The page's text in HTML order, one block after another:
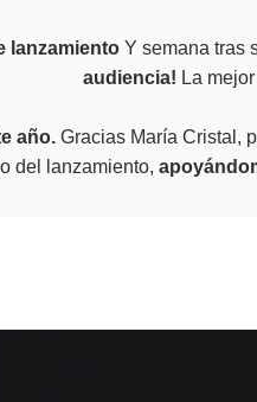
lanzamiento Y semana tras
audiencia! La
año. Gracias María Cristal,
del lanzamiento,